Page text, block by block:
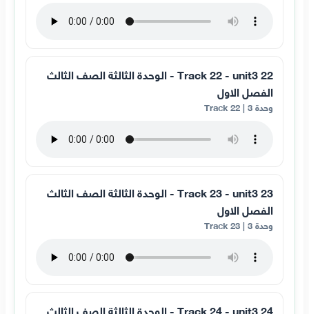
22 Track 22 - unit3 - الوحدة الثالثة الصف الثالث
الفصل الاول
وحدة 3 | Track 22
23 Track 23 - unit3 - الوحدة الثالثة الصف الثالث
الفصل الاول
وحدة 3 | Track 23
24 Track 24 - unit3 - الوحدة الثالثة الصف الثالث